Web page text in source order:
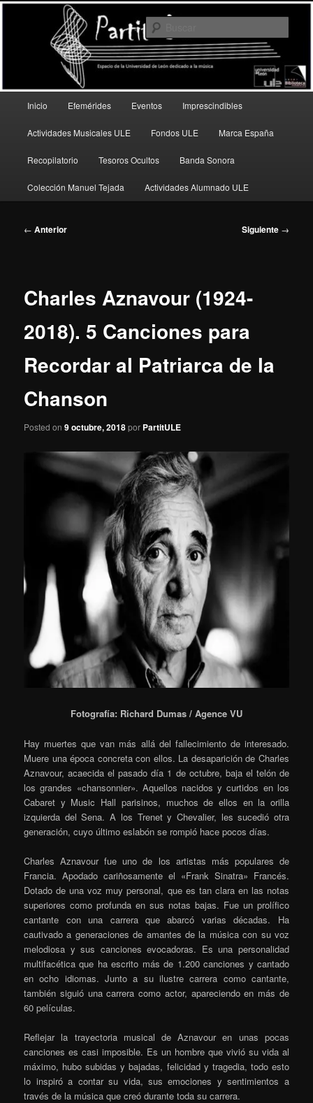
Ir
PartitULE
Espacio de la Universidad de León dedicado a la música
principal
Inicio Efemérides Eventos Imprescindibles
Actividades Musicales ULE Fondos ULE Marca España
Recopilatorio Tesoros Ocultos Banda Sonora
Colección Manuel Tejada Actividades Alumnado ULE
Navegación
← Anterior Siguiente →
Charles Aznavour (1924-
2018). 5 Canciones para
Recordar al Patriarca de la
Chanson
Posted on9 octubre, 2018por PartitULE
Fotografía: Richard Dumas / Agence VU
Hay muertes que van más allá del fallecimiento de interesado.
Muere una época concreta con ellos. La desaparición de Charles
Aznavour, acaecida el pasado día 1 de octubre, baja el telón de
los grandes «chansonnier». Aquellos nacidos y curtidos en los
Cabaret y Music Hall parisinos, muchos de ellos en la orilla
izquierda del Sena. A los Trenet y Chevalier, les sucedió otra
generación, cuyo último eslabón se rompió hace pocos días.
Charles Aznavour fue uno de los artistas más populares de
Francia. Apodado cariñosamente el «Frank Sinatra» Francés.
Dotado de una voz muy personal, que es tan clara en las notas
superiores como profunda en sus notas bajas. Fue un prolífico
cantante con una carrera que abarcó varias décadas. Ha
cautivado a generaciones de amantes de la música con su voz
melodiosa y sus canciones evocadoras. Es una personalidad
multifacética que ha escrito más de 1.200 canciones y cantado
en ocho idiomas. Junto a su ilustre carrera como cantante,
también siguió una carrera como actor, apareciendo en más de
60 películas.
Reflejar la trayectoria musical de Aznavour en unas pocas
canciones es casi imposible. Es un hombre que vivió su vida al
máximo, hubo subidas y bajadas, felicidad y tragedia, todo esto
lo inspiró a contar su vida, sus emociones y sentimientos a
través de la música que creó durante toda su carrera.